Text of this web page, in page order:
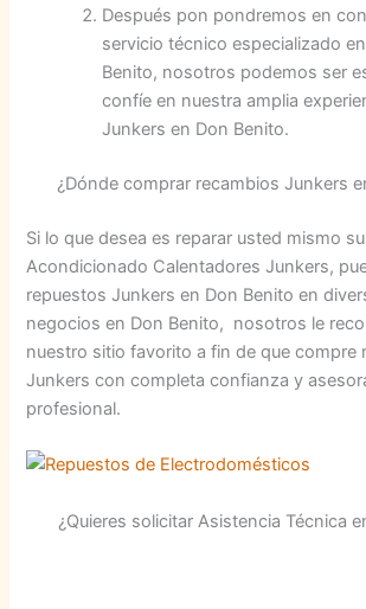
Después pon pondremos en
servicio técnico especializado
Benito, nosotros podemos ser
confíe en nuestra amplia
Junkers en Don Benito.
¿Dónde comprar recambios Junkers
Si lo que desea es reparar usted mismo
Acondicionado Calentadores Junkers,
repuestos Junkers en Don Benito en
negocios en Don Benito, nosotros le
nuestro sitio favorito a fin de que compre
Junkers con completa confianza y
profesional.
¿Quieres solicitar Asistencia Técnica